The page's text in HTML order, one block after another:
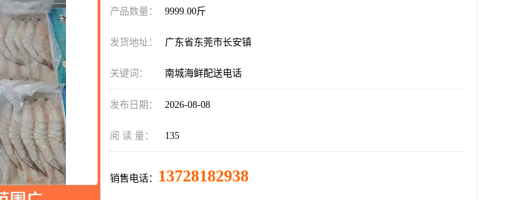
产品数量： 9999.00斤
发货地址： 广东省东莞市长安镇
关键词： 南城海鲜配送电话
发布日期： 2026-08-08
阅 读 量： 135
销售电话： 13728182938